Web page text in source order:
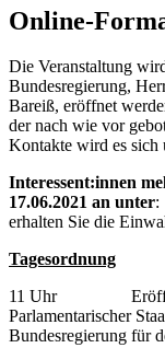
Online-
Die Veranstaltung
Bundesregierung,
Bareiß, eröffnet
der nach wie vor
Kontakte wird es sich
Interessent:innen
17.06.2021 an unter:
erhalten Sie die
Tagesordnung
11 Uhr Eröffnung
Parlamentarischer
Bundesregierung für